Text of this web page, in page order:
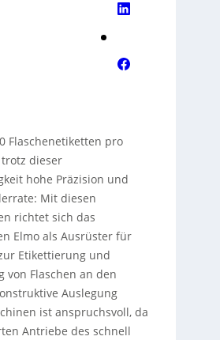
Flaschenetiketten pro
dieser
hohe Präzision und
Mit diesen
richtet sich das
Elmo als Ausrüster für
Etikettierung und
von Flaschen an den
Auslegung
ist anspruchsvoll, da
Antriebe des schnell